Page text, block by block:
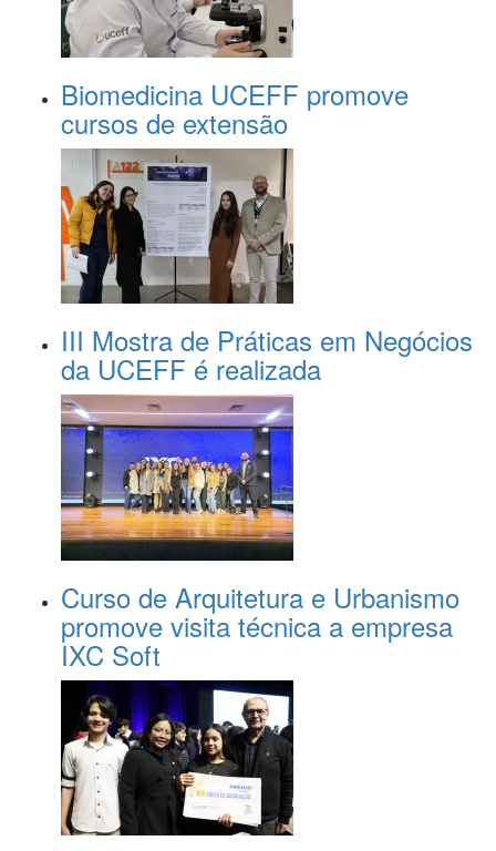
Biomedicina UCEFF promove
cursos de extensão
III Mostra de Práticas em Negócios
da UCEFF é realizada
Curso de Arquitetura e Urbanismo
promove visita técnica a empresa
IXC Soft